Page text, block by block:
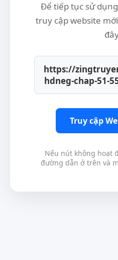
Để tiếp tục sử
truy cập website
https://
hdneg-chap-51-
Truy cập
Nếu nút không hoạt
đường dẫn ở trên và